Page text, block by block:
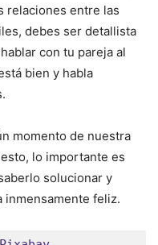
relaciones entre las
debes ser detallista
con tu pareja al
bien y habla
momento de nuestra
lo importante es
solucionar y
inmensamente feliz.